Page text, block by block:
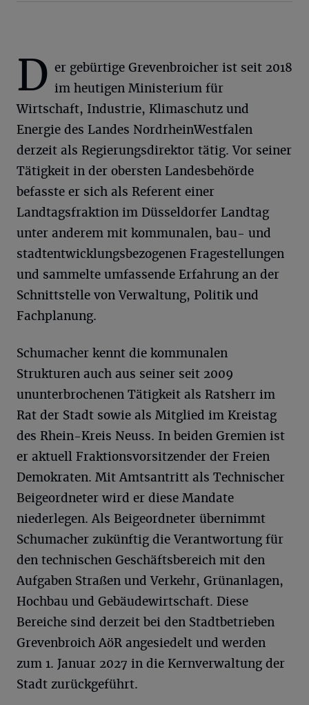
D er gebürtige Grevenbroicher ist seit 2018
im heutigen Ministerium für
Wirtschaft, Industrie, Klimaschutz und
Energie des Landes NordrheinWestfalen
derzeit als Regierungsdirektor tätig. Vor seiner
Tätigkeit in der obersten Landesbehörde
befasste er sich als Referent einer
Landtagsfraktion im Düsseldorfer Landtag
unter anderem mit kommunalen, bau- und
stadtentwicklungsbezogenen Fragestellungen
und sammelte umfassende Erfahrung an der
Schnittstelle von Verwaltung, Politik und
Fachplanung.
Schumacher kennt die kommunalen
Strukturen auch aus seiner seit 2009
ununterbrochenen Tätigkeit als Ratsherr im
Rat der Stadt sowie als Mitglied im Kreistag
des Rhein-Kreis Neuss. In beiden Gremien ist
er aktuell Fraktionsvorsitzender der Freien
Demokraten. Mit Amtsantritt als Technischer
Beigeordneter wird er diese Mandate
niederlegen. Als Beigeordneter übernimmt
Schumacher zukünftig die Verantwortung für
den technischen Geschäftsbereich mit den
Aufgaben Straßen und Verkehr, Grünanlagen,
Hochbau und Gebäudewirtschaft. Diese
Bereiche sind derzeit bei den Stadtbetrieben
Grevenbroich AöR angesiedelt und werden
zum 1. Januar 2027 in die Kernverwaltung der
Stadt zurückgeführt.